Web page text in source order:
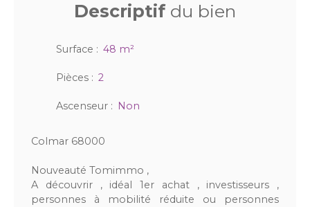
Descriptifdu bien
Surface : 48 m²
Pièces : 2
Ascenseur : Non
Colmar 68000
Nouveauté Tomimmo ,
A découvrir , idéal 1er achat , investisseurs ,
personnes à mobilité réduite ou personnes